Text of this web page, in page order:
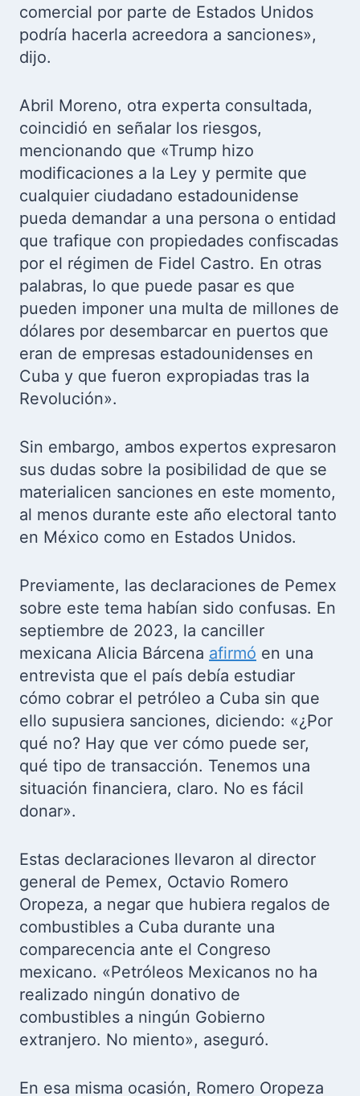
comercial por parte de Estados Unidos
podría hacerla acreedora a sanciones»,
dijo.
Abril Moreno, otra experta consultada,
coincidió en señalar los riesgos,
mencionando que «Trump hizo
modificaciones a la Ley y permite que
cualquier ciudadano estadounidense
pueda demandar a una persona o entidad
que trafique con propiedades confiscadas
por el régimen de Fidel Castro. En otras
palabras, lo que puede pasar es que
pueden imponer una multa de millones de
dólares por desembarcar en puertos que
eran de empresas estadounidenses en
Cuba y que fueron expropiadas tras la
Revolución».
Sin embargo, ambos expertos expresaron
sus dudas sobre la posibilidad de que se
materialicen sanciones en este momento,
al menos durante este año electoral tanto
en México como en Estados Unidos.
Previamente, las declaraciones de Pemex
sobre este tema habían sido confusas. En
septiembre de 2023, la canciller
mexicana Alicia Bárcena afirmó en una
entrevista que el país debía estudiar
cómo cobrar el petróleo a Cuba sin que
ello supusiera sanciones, diciendo: «¿Por
qué no? Hay que ver cómo puede ser,
qué tipo de transacción. Tenemos una
situación financiera, claro. No es fácil
donar».
Estas declaraciones llevaron al director
general de Pemex, Octavio Romero
Oropeza, a negar que hubiera regalos de
combustibles a Cuba durante una
comparecencia ante el Congreso
mexicano. «Petróleos Mexicanos no ha
realizado ningún donativo de
combustibles a ningún Gobierno
extranjero. No miento», aseguró.
En esa misma ocasión, Romero Oropeza